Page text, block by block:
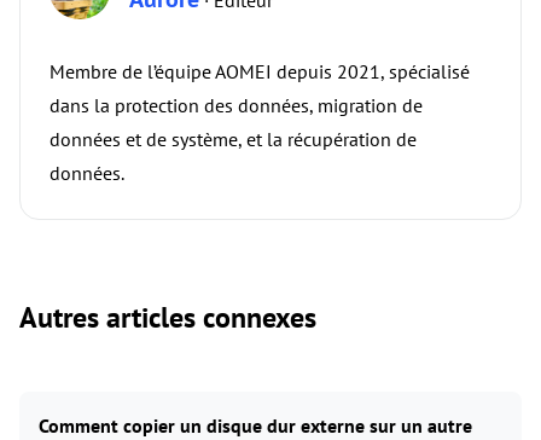
Membre de l’équipe AOMEI depuis 2021, spécialisé
dans la protection des données, migration de
données et de système, et la récupération de
données.
Autres articles connexes
Comment copier un disque dur externe sur un autre